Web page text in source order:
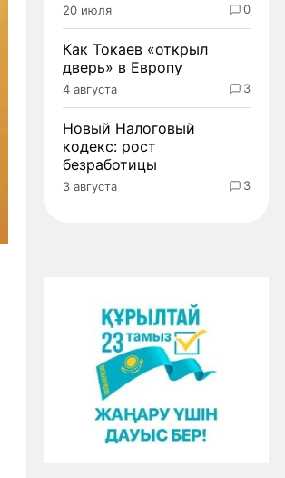
20 июля 0
Как Токаев «открыл
дверь» в Европу
4 августа 3
Новый Налоговый
кодекс: рост
безработицы
3 августа 3